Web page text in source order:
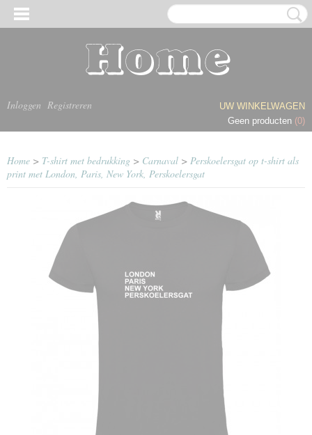
Inloggen Registreren
UW WINKELWAGEN
Geen producten (0)
Home > T-shirt met bedrukking > Carnaval > Perskoelersgat op t-shirt als
print met London, Paris, New York, Perskoelersgat